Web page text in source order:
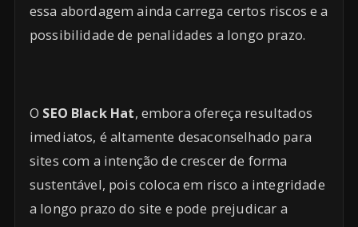
essa abordagem ainda carrega certos riscos e a
possibilidade de penalidades a longo prazo.
O SEO Black Hat, embora ofereça resultados
imediatos, é altamente desaconselhado para
sites com a intenção de crescer de forma
sustentável, pois coloca em risco a integridade
a longo prazo do site e pode prejudicar a